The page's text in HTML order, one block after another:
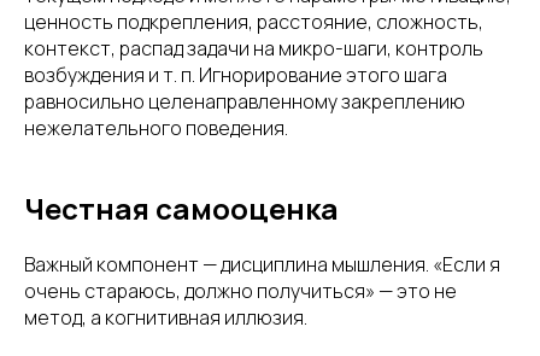
ценность подкрепления, расстояние, сложность,
контекст, распад задачи на микро-шаги, контроль
возбуждения и т. п. Игнорирование этого шага
равносильно целенаправленному закреплению
нежелательного поведения.
Честная самооценка
Важный компонент — дисциплина мышления. «Если я
очень стараюсь, должно получиться» — это не
метод, а когнитивная иллюзия.